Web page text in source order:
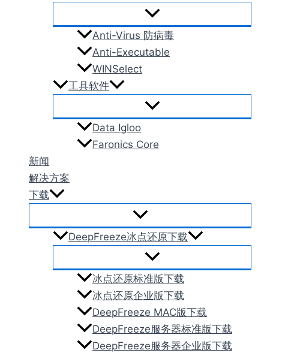
Anti-Virus 防病毒
Anti-Executable
WINSelect
工具软件
Data Igloo
Faronics Core
新闻
解决方案
下载
DeepFreeze冰点还原下载
冰点还原标准版下载
冰点还原企业版下载
DeepFreeze MAC版下载
DeepFreeze服务器标准版下载
DeepFreeze服务器企业版下载